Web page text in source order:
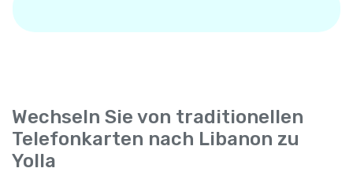
Wechseln Sie von traditionellen
Telefonkarten nach Libanon zu
Yolla